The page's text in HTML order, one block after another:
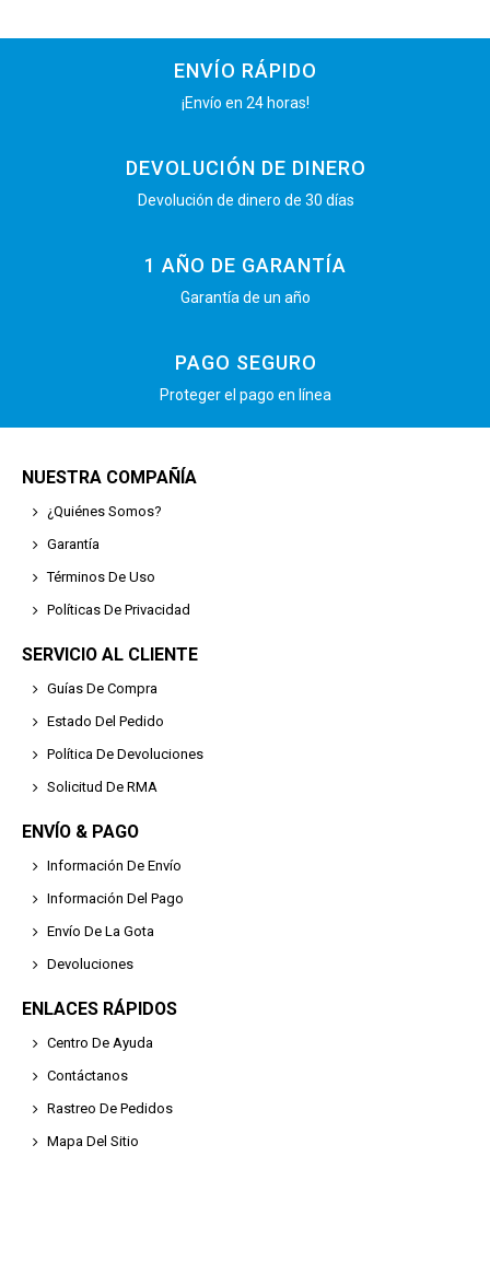
ENVÍO RÁPIDO
¡Envío en 24 horas!
DEVOLUCIÓN DE DINERO
Devolución de dinero de 30 días
1 AÑO DE GARANTÍA
Garantía de un año
PAGO SEGURO
Proteger el pago en línea
NUESTRA COMPAÑÍA
¿Quiénes Somos?
Garantía
Términos De Uso
Políticas De Privacidad
SERVICIO AL CLIENTE
Guías De Compra
Estado Del Pedido
Política De Devoluciones
Solicitud De RMA
ENVÍO & PAGO
Información De Envío
Información Del Pago
Envío De La Gota
Devoluciones
ENLACES RÁPIDOS
Centro De Ayuda
Contáctanos
Rastreo De Pedidos
Mapa Del Sitio